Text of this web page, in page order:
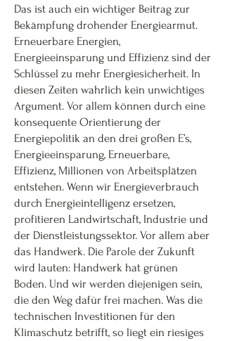
Das ist auch ein wichtiger Beitrag zur
Bekämpfung drohender Energiearmut.
Erneuerbare Energien,
Energieeinsparung und Effizienz sind der
Schlüssel zu mehr Energiesicherheit. In
diesen Zeiten wahrlich kein unwichtiges
Argument. Vor allem können durch eine
konsequente Orientierung der
Energiepolitik an den drei großen E’s,
Energieeinsparung, Erneuerbare,
Effizienz, Millionen von Arbeitsplätzen
entstehen. Wenn wir Energieverbrauch
durch Energieintelligenz ersetzen,
profitieren Landwirtschaft, Industrie und
der Dienstleistungssektor. Vor allem aber
das Handwerk. Die Parole der Zukunft
wird lauten: Handwerk hat grünen
Boden. Und wir werden diejenigen sein,
die den Weg dafür frei machen. Was die
technischen Investitionen für den
Klimaschutz betrifft, so liegt ein riesiges